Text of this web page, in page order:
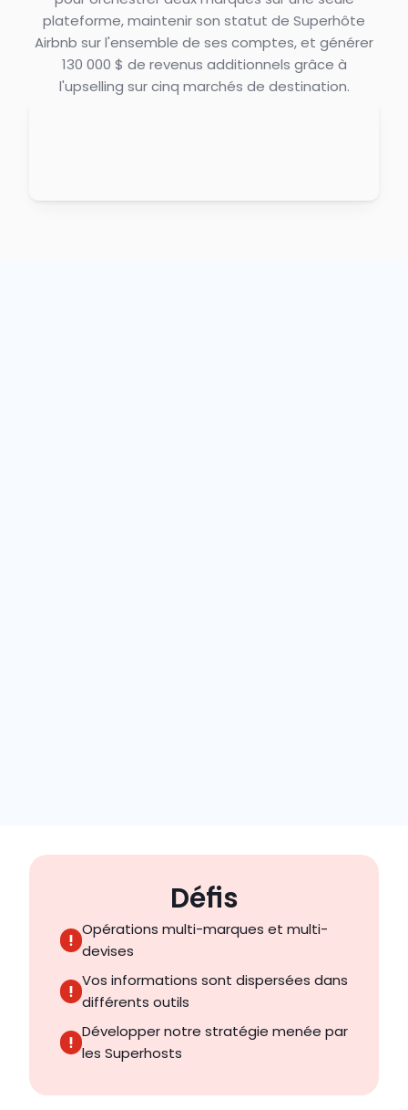
plateforme, maintenir son statut de Superhôte
Airbnb sur l'ensemble de ses comptes, et générer
130 000 $ de revenus additionnels grâce à
l'upselling sur cinq marchés de destination.
Défis
Opérations multi-marques et multi-
devises
Vos informations sont dispersées dans
différents outils
Développer notre stratégie menée par
les Superhosts